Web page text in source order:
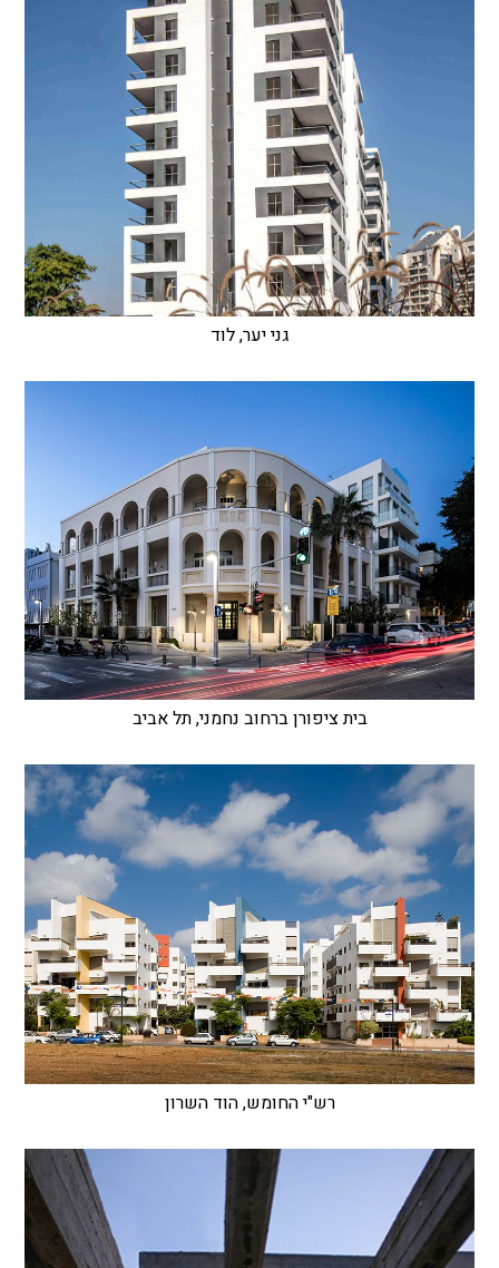
גני יער, לוד
בית ציפורן ברחוב נחמני, תל אביב
רש"י החומש, הוד השרון